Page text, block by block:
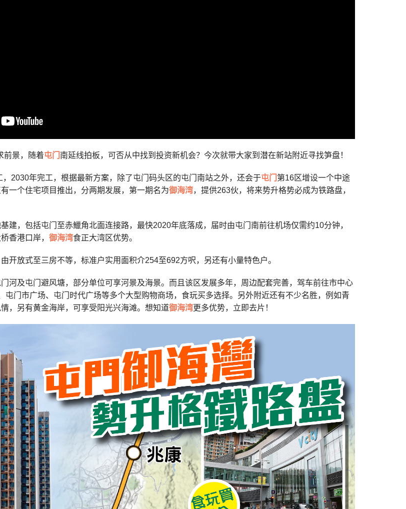
前景，随着屯门 南延线拍板，可否从中找到投资新机会？今次就带大家到潜在新站附近寻找笋盘！
，2030年完工，根据最新方案，除了屯门码头区的屯门南站之外，还会于屯门 第16区增设一个中途
一个住宅项目推出，分两期发展，第一期名为御海湾，提供263伙，将来势升格势必成为铁路盘，
建，包括屯门至赤鱲角北面连接路，最快2020年底落成，届时由屯门南前往机场仅需约10分钟，
香港口岸， 御海湾食正大湾区优势。
开放式至三房不等，标准户实用面积介254至692方呎，另还有小量特色户。
河及屯门避风塘，部分单位可享河景及海景。而且该区发展多年，周边配套完善，驾车前往市中心
屯门市广场、屯门时代广场等多个大型购物商场，食玩买多选择。另外附近还有不少名胜，例如青
，另有黄金海岸，可享受阳光兴海滩。想知道御海湾更多优势，立即去片！